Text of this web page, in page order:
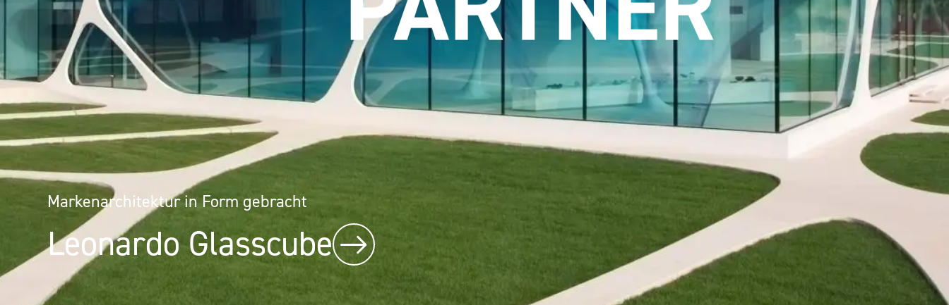
Markenarchitektur in Form gebracht
Leonardo Glasscube
Architektur als Erlebnis: Mineralwerkstofflösungen im Designhotel
Puerta América